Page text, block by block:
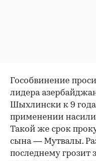
Гособвинение
лидера
Шыхлински к 9
применении
Такой же срок
сына — Мутвалы.
последнему грозит